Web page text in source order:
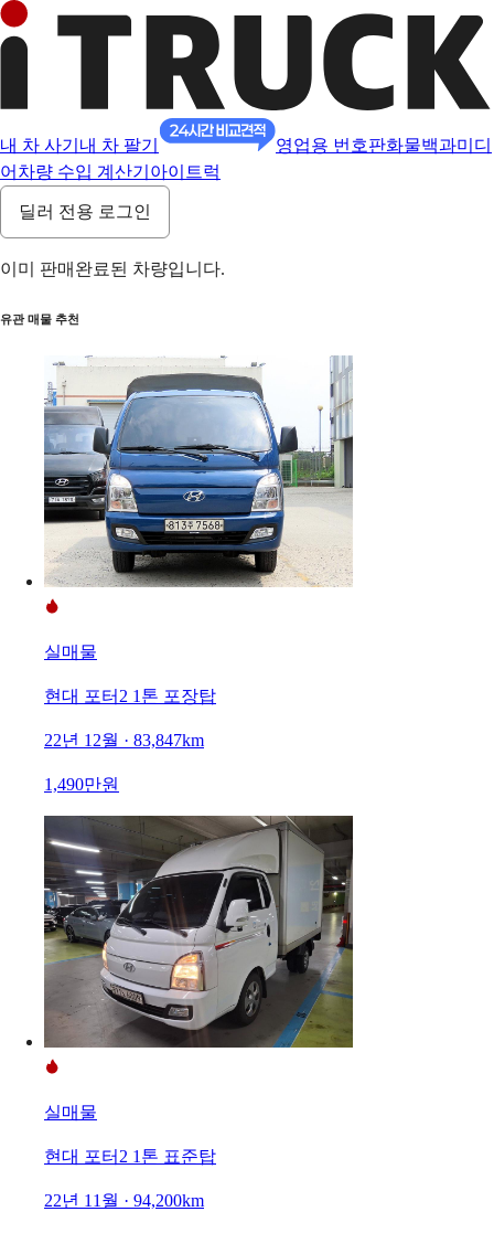
내 차 사기 내 차 팔기 영업용 번호판화물백과미디
어 차량 수입 계산기 아이트럭
딜러 전용 로그인
이미 판매완료된 차량입니다.
유관 매물 추천
실매물
현대 포터2 1톤 포장탑
22년 12월 · 83,847km
1,490만원
실매물
현대 포터2 1톤 표준탑
22년 11월 · 94,200km